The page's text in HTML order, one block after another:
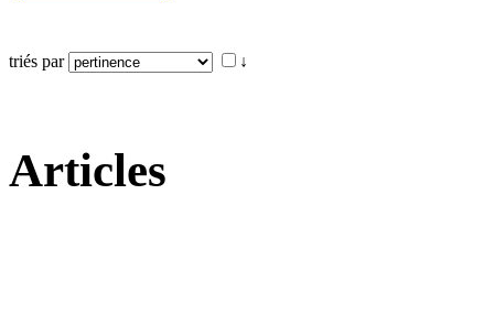
triés par ↓
Articles